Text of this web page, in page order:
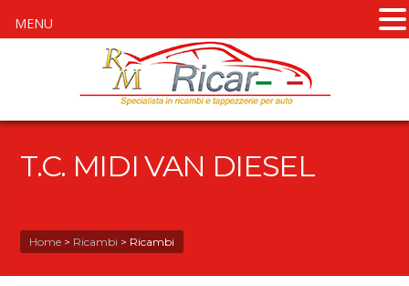
T.C. MIDI VAN DIESEL
Home > Ricambi > Ricambi
MENU